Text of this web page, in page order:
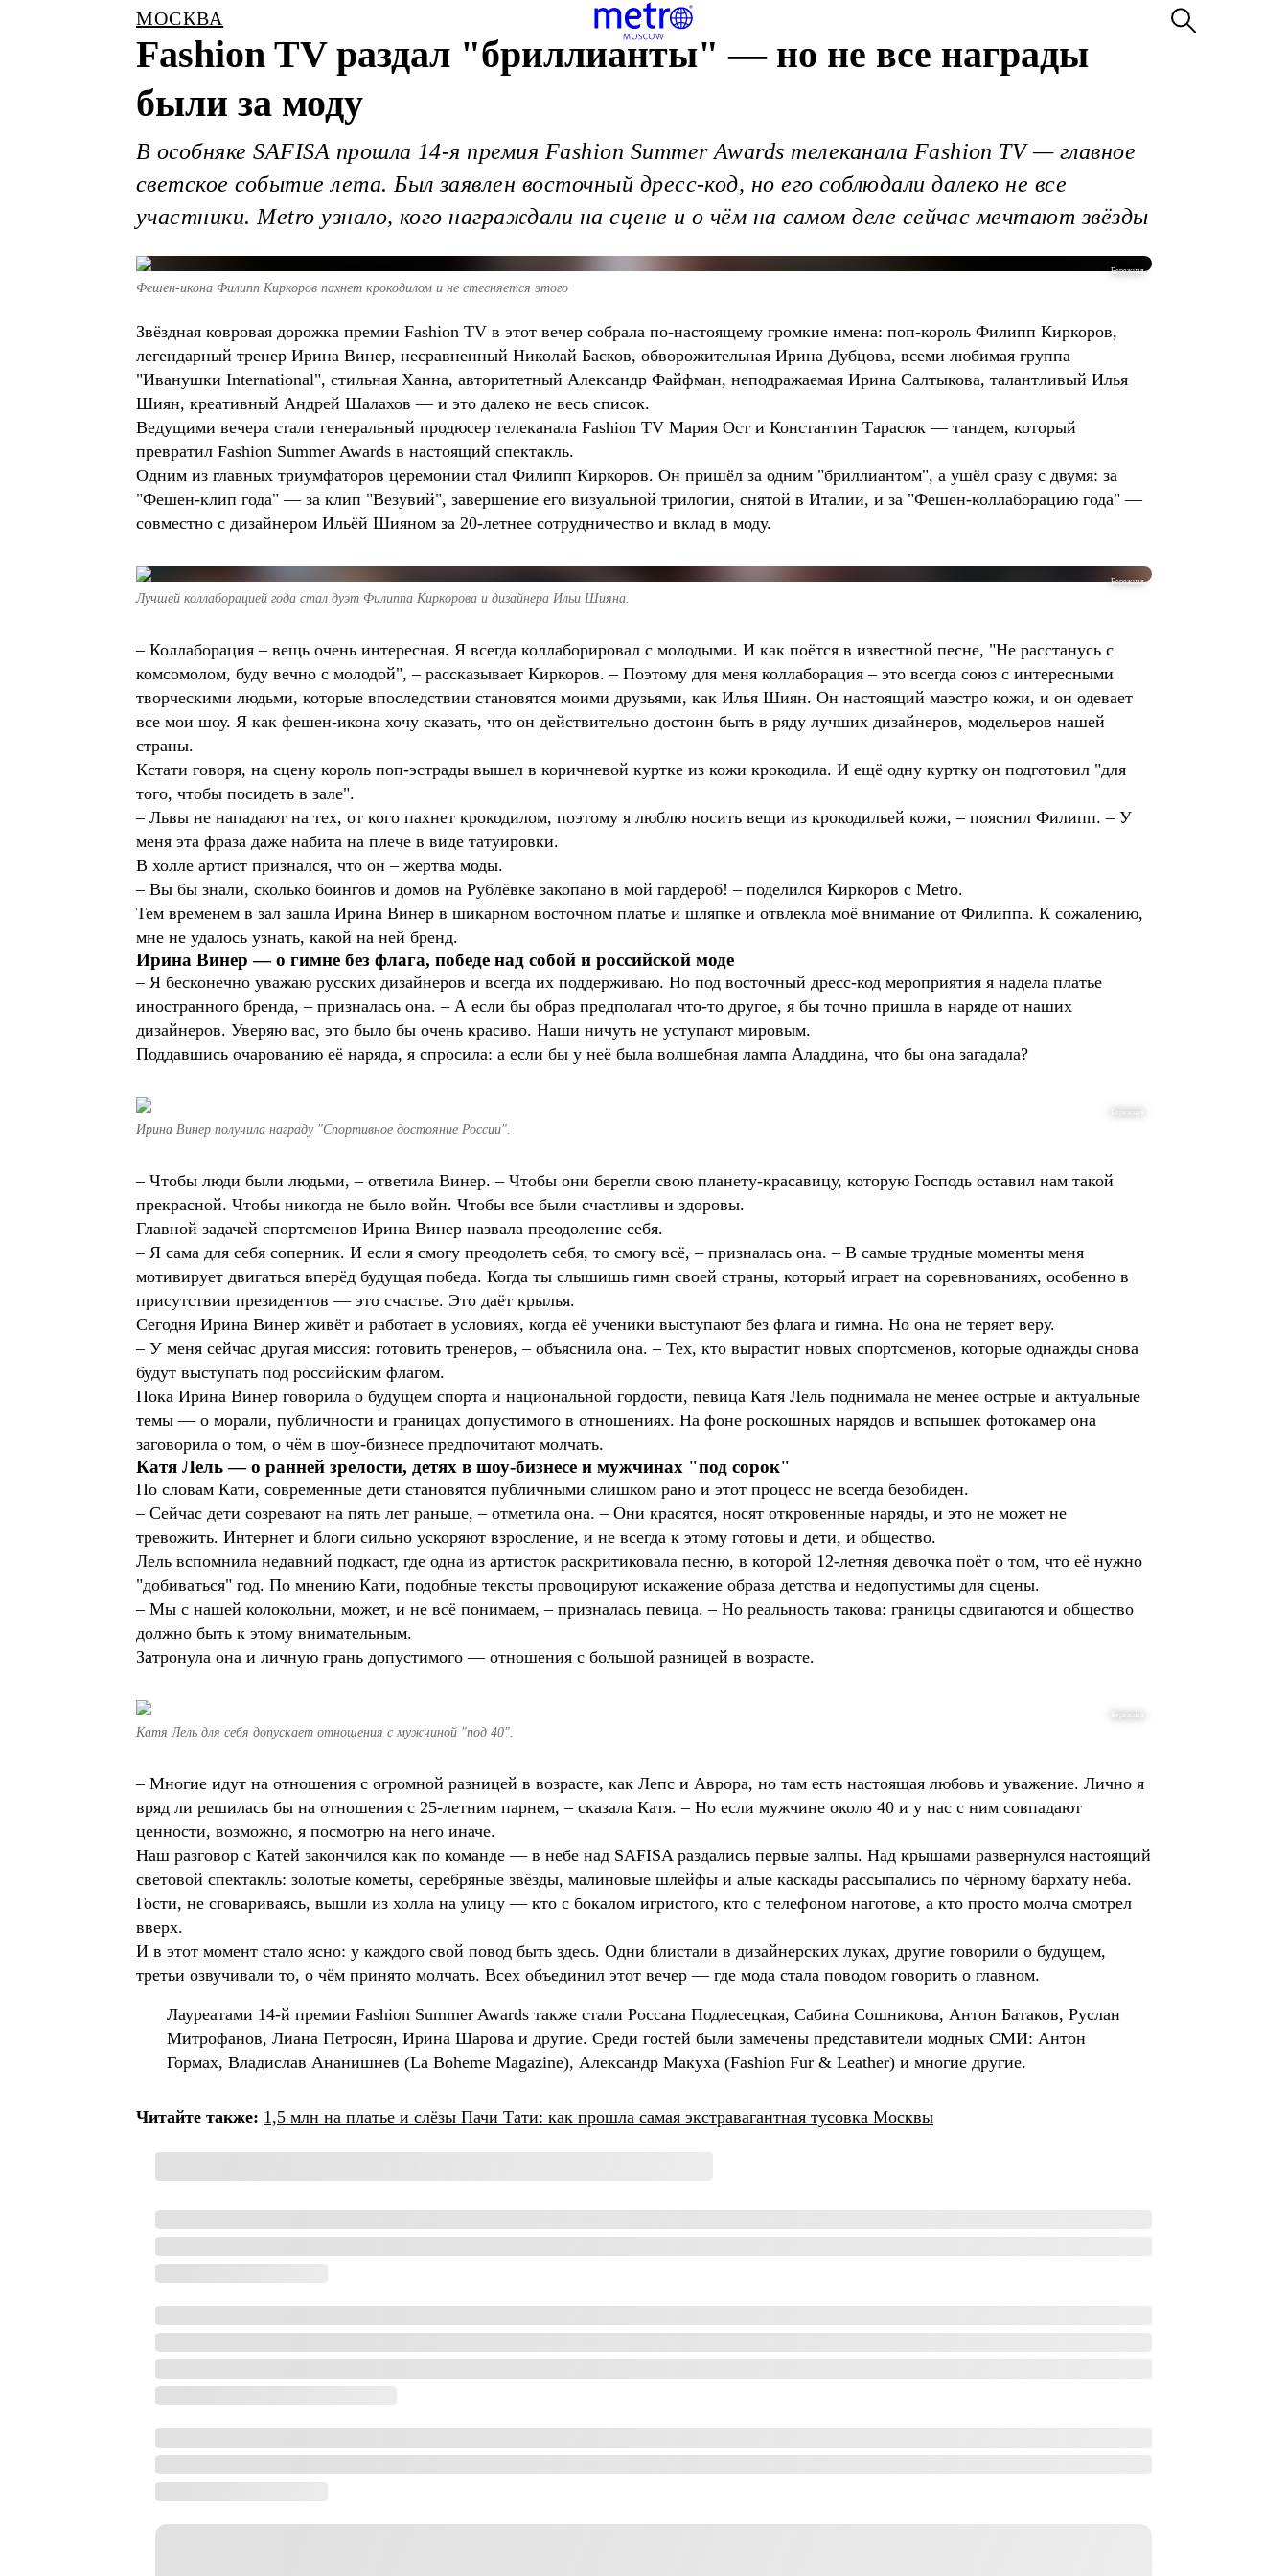
МОСКВА
Fashion TV раздал "бриллианты" — но не все награды
были за моду
В особняке SAFISA прошла 14-я премия Fashion Summer Awards телеканала Fashion TV — главное
светское событие лета. Был заявлен восточный дресс-код, но его соблюдали далеко не все
участники. Metro узнало, кого награждали на сцене и о чём на самом деле сейчас мечтают звёзды
Бережная
Фешен-икона Филипп Киркоров пахнет крокодилом и не стесняется этого
Звёздная ковровая дорожка премии Fashion TV в этот вечер собрала по-настоящему громкие имена: поп-король Филипп Киркоров,
легендарный тренер Ирина Винер, несравненный Николай Басков, обворожительная Ирина Дубцова, всеми любимая группа
"Иванушки International", стильная Ханна, авторитетный Александр Файфман, неподражаемая Ирина Салтыкова, талантливый Илья
Шиян, креативный Андрей Шалахов — и это далеко не весь список.
Ведущими вечера стали генеральный продюсер телеканала Fashion TV Мария Ост и Константин Тарасюк — тандем, который
превратил Fashion Summer Awards в настоящий спектакль.
Одним из главных триумфаторов церемонии стал Филипп Киркоров. Он пришёл за одним "бриллиантом", а ушёл сразу с двумя: за
"Фешен-клип года" — за клип "Везувий", завершение его визуальной трилогии, снятой в Италии, и за "Фешен-коллаборацию года" —
совместно с дизайнером Ильёй Шияном за 20-летнее сотрудничество и вклад в моду.
Бережная
Лучшей коллаборацией года стал дуэт Филиппа Киркорова и дизайнера Ильи Шияна.
– Коллаборация – вещь очень интересная. Я всегда коллаборировал с молодыми. И как поётся в известной песне, "Не расстанусь с
комсомолом, буду вечно с молодой", – рассказывает Киркоров. – Поэтому для меня коллаборация – это всегда союз с интересными
творческими людьми, которые впоследствии становятся моими друзьями, как Илья Шиян. Он настоящий маэстро кожи, и он одевает
все мои шоу. Я как фешен-икона хочу сказать, что он действительно достоин быть в ряду лучших дизайнеров, модельеров нашей
страны.
Кстати говоря, на сцену король поп-эстрады вышел в коричневой куртке из кожи крокодила. И ещё одну куртку он подготовил "для
того, чтобы посидеть в зале".
– Львы не нападают на тех, от кого пахнет крокодилом, поэтому я люблю носить вещи из крокодильей кожи, – пояснил Филипп. – У
меня эта фраза даже набита на плече в виде татуировки.
В холле артист признался, что он – жертва моды.
– Вы бы знали, сколько боингов и домов на Рублёвке закопано в мой гардероб! – поделился Киркоров с Metro.
Тем временем в зал зашла Ирина Винер в шикарном восточном платье и шляпке и отвлекла моё внимание от Филиппа. К сожалению,
мне не удалось узнать, какой на ней бренд.
Ирина Винер — о гимне без флага, победе над собой и российской моде
– Я бесконечно уважаю русских дизайнеров и всегда их поддерживаю. Но под восточный дресс-код мероприятия я надела платье
иностранного бренда, – призналась она. – А если бы образ предполагал что-то другое, я бы точно пришла в наряде от наших
дизайнеров. Уверяю вас, это было бы очень красиво. Наши ничуть не уступают мировым.
Поддавшись очарованию её наряда, я спросила: а если бы у неё была волшебная лампа Аладдина, что бы она загадала?
Бережная
Ирина Винер получила награду "Спортивное достояние России".
– Чтобы люди были людьми, – ответила Винер. – Чтобы они берегли свою планету-красавицу, которую Господь оставил нам такой
прекрасной. Чтобы никогда не было войн. Чтобы все были счастливы и здоровы.
Главной задачей спортсменов Ирина Винер назвала преодоление себя.
– Я сама для себя соперник. И если я смогу преодолеть себя, то смогу всё, – призналась она. – В самые трудные моменты меня
мотивирует двигаться вперёд будущая победа. Когда ты слышишь гимн своей страны, который играет на соревнованиях, особенно в
присутствии президентов — это счастье. Это даёт крылья.
Сегодня Ирина Винер живёт и работает в условиях, когда её ученики выступают без флага и гимна. Но она не теряет веру.
– У меня сейчас другая миссия: готовить тренеров, – объяснила она. – Тех, кто вырастит новых спортсменов, которые однажды снова
будут выступать под российским флагом.
Пока Ирина Винер говорила о будущем спорта и национальной гордости, певица Катя Лель поднимала не менее острые и актуальные
темы — о морали, публичности и границах допустимого в отношениях. На фоне роскошных нарядов и вспышек фотокамер она
заговорила о том, о чём в шоу-бизнесе предпочитают молчать.
Катя Лель — о ранней зрелости, детях в шоу-бизнесе и мужчинах "под сорок"
По словам Кати, современные дети становятся публичными слишком рано и этот процесс не всегда безобиден.
– Сейчас дети созревают на пять лет раньше, – отметила она. – Они красятся, носят откровенные наряды, и это не может не
тревожить. Интернет и блоги сильно ускоряют взросление, и не всегда к этому готовы и дети, и общество.
Лель вспомнила недавний подкаст, где одна из артисток раскритиковала песню, в которой 12-летняя девочка поёт о том, что её нужно
"добиваться" год. По мнению Кати, подобные тексты провоцируют искажение образа детства и недопустимы для сцены.
– Мы с нашей колокольни, может, и не всё понимаем, – призналась певица. – Но реальность такова: границы сдвигаются и общество
должно быть к этому внимательным.
Затронула она и личную грань допустимого — отношения с большой разницей в возрасте.
Бережная
Катя Лель для себя допускает отношения с мужчиной "под 40".
– Многие идут на отношения с огромной разницей в возрасте, как Лепс и Аврора, но там есть настоящая любовь и уважение. Лично я
вряд ли решилась бы на отношения с 25-летним парнем, – сказала Катя. – Но если мужчине около 40 и у нас с ним совпадают
ценности, возможно, я посмотрю на него иначе.
Наш разговор с Катей закончился как по команде — в небе над SAFISA раздались первые залпы. Над крышами развернулся настоящий
световой спектакль: золотые кометы, серебряные звёзды, малиновые шлейфы и алые каскады рассыпались по чёрному бархату неба.
Гости, не сговариваясь, вышли из холла на улицу — кто с бокалом игристого, кто с телефоном наготове, а кто просто молча смотрел
вверх.
И в этот момент стало ясно: у каждого свой повод быть здесь. Одни блистали в дизайнерских луках, другие говорили о будущем,
третьи озвучивали то, о чём принято молчать. Всех объединил этот вечер — где мода стала поводом говорить о главном.
Лауреатами 14-й премии Fashion Summer Awards также стали Россана Подлесецкая, Сабина Сошникова, Антон Батаков, Руслан
Митрофанов, Лиана Петросян, Ирина Шарова и другие. Среди гостей были замечены представители модных СМИ: Антон
Гормах, Владислав Ананишнев (La Boheme Magazine), Александр Макуха (Fashion Fur & Leather) и многие другие.
Читайте также: 1,5 млн на платье и слёзы Пачи Тати: как прошла самая экстравагантная тусовка Москвы